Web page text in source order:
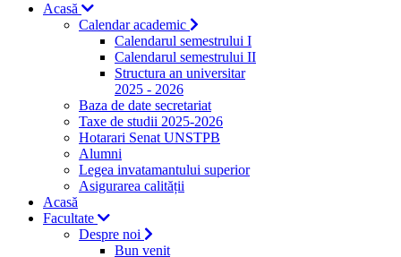
Acasă
Calendar academic
Calendarul semestrului I
Calendarul semestrului II
Structura an universitar
2025 - 2026
Baza de date secretariat
Taxe de studii 2025-2026
Hotarari Senat UNSTPB
Alumni
Legea invatamantului superior
Asigurarea calității
Acasă
Facultate
Despre noi
Bun venit